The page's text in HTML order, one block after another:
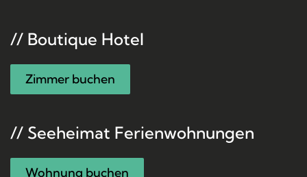
// Boutique Hotel
Zimmer buchen
// Seeheimat Ferienwohnungen
Wohnung buchen